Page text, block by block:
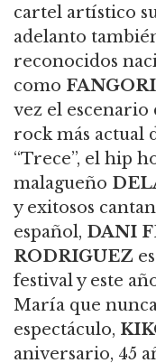
cartel artístico
adelanto
reconocidos
como
vez el
rock más actual
“Trece”, el hip
malagueño
y exitosos
español, DANI
RODRIGUEZ
festival y este
María que
espectáculo,
aniversario, 45